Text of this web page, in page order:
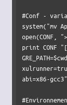
#Conf -
system("mv
open(CONF,
print CONF
abi=x86-